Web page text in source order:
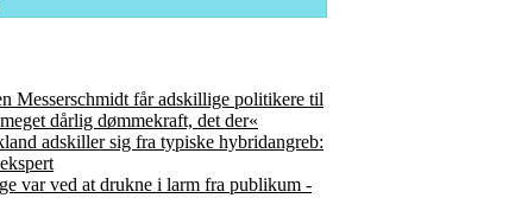
Messerschmidt får adskillige politikere til
dårlig dømmekraft, det der«
adskiller sig fra typiske hybridangreb:
var ved at drukne i larm fra publikum -